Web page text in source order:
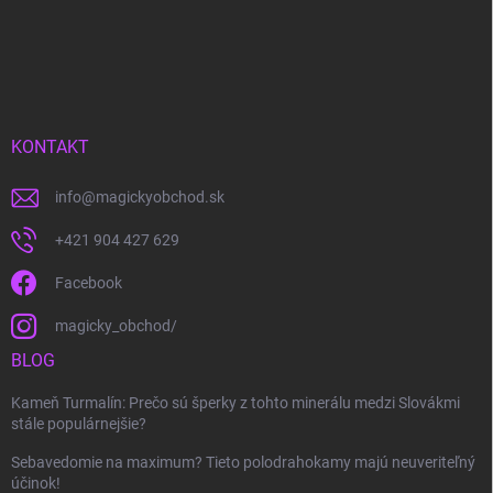
KONTAKT
info@magickyobchod.sk
+421 904 427 629
Facebook
magicky_obchod/
BLOG
Kameň Turmalín: Prečo sú šperky z tohto minerálu medzi Slovákmi
stále populárnejšie?
Sebavedomie na maximum? Tieto polodrahokamy majú neuveriteľný
účinok!